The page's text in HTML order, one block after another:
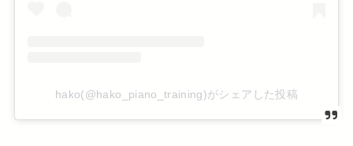
hako(@hako_piano_training)がシェアした投稿